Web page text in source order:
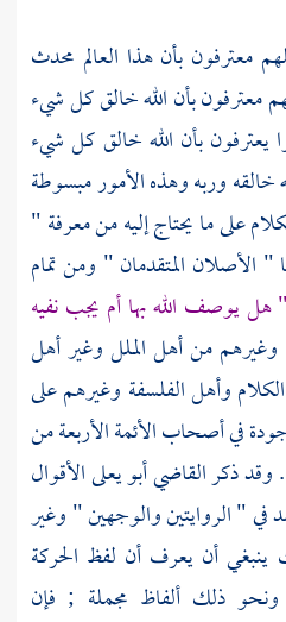
معترفون بأن هذا العالم محدث
معترفون بأن الله خالق كل شيء
يعترفون بأن الله خالق كل شيء
خالقه وربه وهذه الأمور مبسوطة
على ما يحتاج إليه من معرفة "
الأصلان المتقدمان " ومن تمام
يوصف الله بها أم يجب نفيه
من أهل الملل وغير أهل
وأهل الفلسفة وغيرهم على
في أصحاب الأئمة الأربعة من
ذكر القاضي أبو يعلى الأقوال
في " الروايتين والوجهين " وغير
أن يعرف أن لفظ الحركة
ونحو ذلك ألفاظ مجملة ; فإن